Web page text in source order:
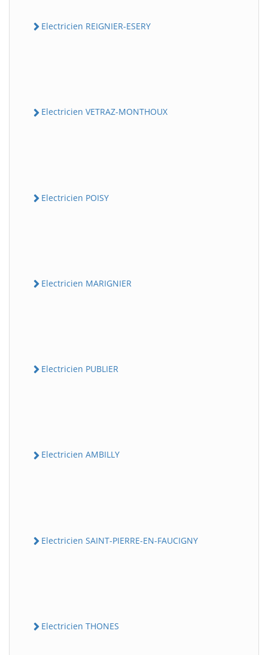
Electricien REIGNIER-ESERY
Electricien VETRAZ-MONTHOUX
Electricien POISY
Electricien MARIGNIER
Electricien PUBLIER
Electricien AMBILLY
Electricien SAINT-PIERRE-EN-FAUCIGNY
Electricien THONES